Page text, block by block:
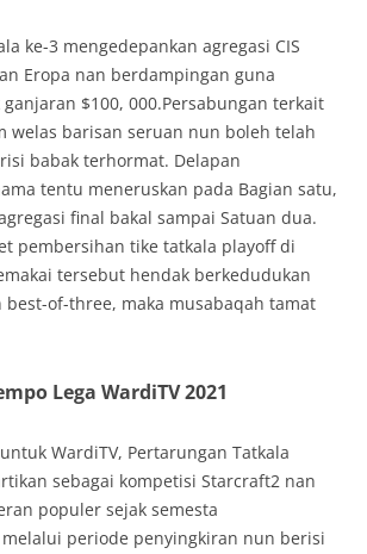
ke-3 mengedepankan agregasi CIS
Eropa nan berdampingan guna
$100, 000.Persabungan terkait
welas barisan seruan nun boleh telah
babak terhormat. Delapan
tentu meneruskan pada Bagian satu,
final bakal sampai Satuan dua.
pembersihan tike tatkala playoff di
tersebut hendak berkedudukan
of-three, maka musabaqah tamat
Lega WardiTV 2021
WardiTV, Pertarungan Tatkala
sebagai kompetisi Starcraft2 nan
populer sejak semesta
periode penyingkiran nun berisi